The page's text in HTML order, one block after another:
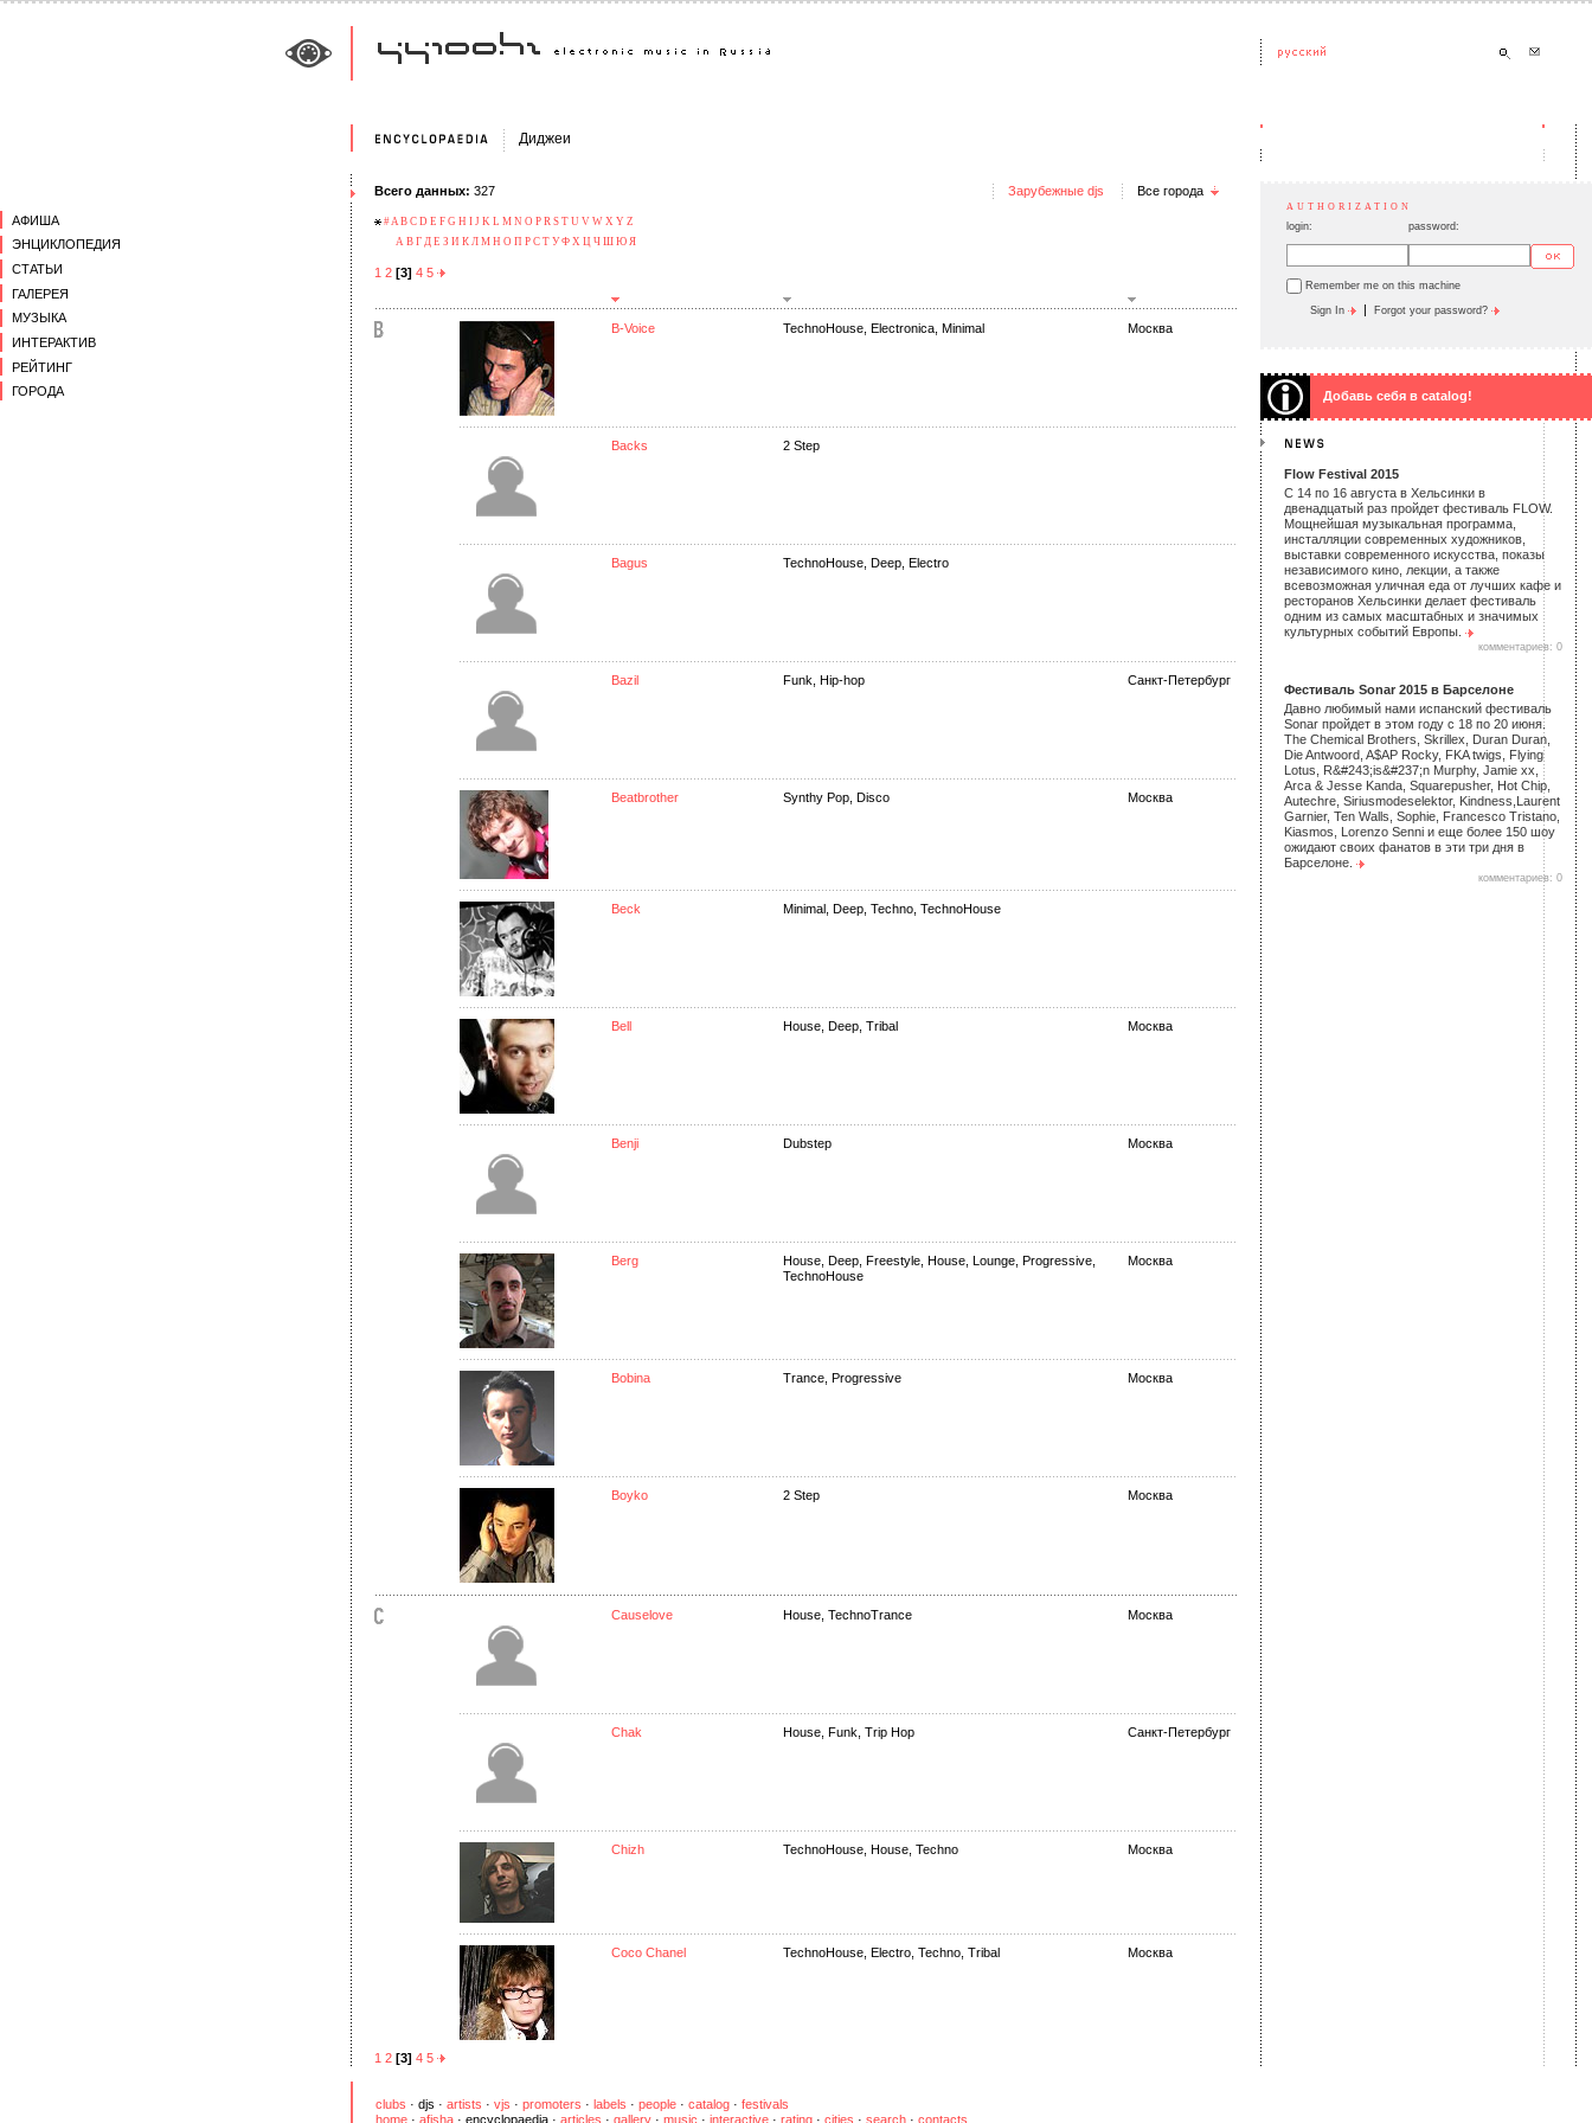
АФИША
ЭНЦИКЛОПЕДИЯ
СТАТЬИ
ГАЛЕРЕЯ
МУЗЫКА
ИНТЕРАКТИВ
РЕЙТИНГ
ГОРОДА
Диджеи
Всего данных: 327 Зарубежные djs Все города
#A B C D E F G H I J K L M N O P R S T U V W X Y Z
А В Г Д Е З И К Л М Н О П Р С Т У Ф Х Ц Ч Ш Ю Я
1 2 [3] 4 5
B-Voice TechnoHouse, Electronica, Minimal Москва
Backs 2 Step
Bagus TechnoHouse, Deep, Electro
Bazil Funk, Hip-hop Санкт-Петербург
Beatbrother Synthy Pop, Disco Москва
Beck Minimal, Deep, Techno, TechnoHouse
Bell House, Deep, Tribal Москва
Benji Dubstep Москва
Berg
House, Deep, Freestyle, House, Lounge, Progressive,
TechnoHouse
Москва
Bobina Trance, Progressive Москва
Boyko 2 Step Москва
Causelove House, TechnoTrance Москва
Chak House, Funk, Trip Hop Санкт-Петербург
Chizh TechnoHouse, House, Techno Москва
Coco Chanel TechnoHouse, Electro, Techno, Tribal Москва
1 2 [3] 4 5
AUTHORIZATION
login: password:
Remember me on this machine
Sign In | Forgot your password?
Добавь себя в catalog!
Flow Festival 2015
С 14 по 16 августа в Хельсинки в
двенадцатый раз пройдет фестиваль FLOW.
Мощнейшая музыкальная программа,
инсталляции современных художников,
выставки современного искусства, показы
независимого кино, лекции, а также
всевозможная уличная еда от лучших кафе и
ресторанов Хельсинки делает фестиваль
одним из самых масштабных и значимых
культурных событий Европы.
комментариев: 0
Фестиваль Sonar 2015 в Барселоне
Давно любимый нами испанский фестиваль
Sonar пройдет в этом году с 18 по 20 июня.
The Chemical Brothers, Skrillex, Duran Duran,
Die Antwoord, A$AP Rocky, FKA twigs, Flying
Lotus, R&#243;is&#237;n Murphy, Jamie xx,
Arca & Jesse Kanda, Squarepusher, Hot Chip,
Autechre, Siriusmodeselektor, Kindness,Laurent
Garnier, Ten Walls, Sophie, Francesco Tristano,
Kiasmos, Lorenzo Senni и еще более 150 шоу
ожидают своих фанатов в эти три дня в
Барселоне.
комментариев: 0
clubs · djs · artists · vjs · promoters · labels · people · catalog · festivals
home · afisha · encyclopaedia · articles · gallery · music · interactive · rating · cities · search · contacts